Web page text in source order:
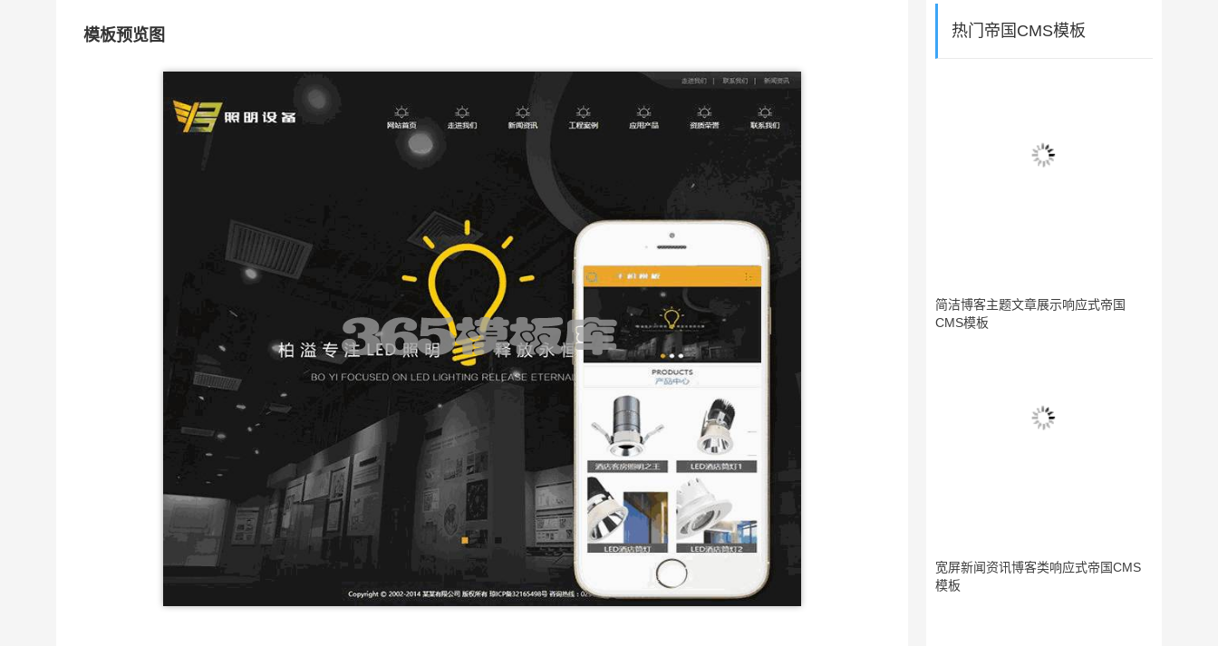
模板预览图 热门帝国CMS模板
简洁博客主题文章展示响应式帝国
CMS模板
宽屏新闻资讯博客类响应式帝国CMS
模板